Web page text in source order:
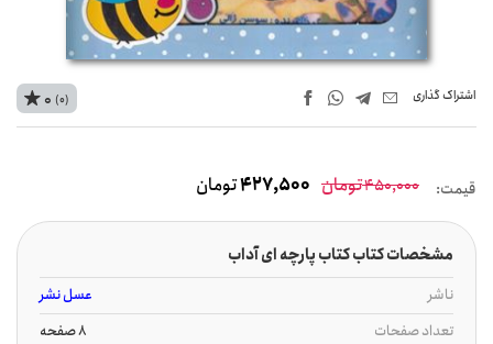
اشتراک‌ گذاری 0 (0)
قیمت: 450,000تومان 427,500تومان
مشخصات کتاب کتاب پارچه ای آداب
ناشر
عسل نشر
تعداد صفحات
8 صفحه